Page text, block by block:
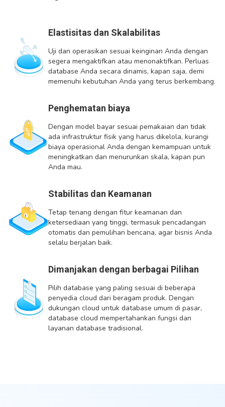
Elastisitas dan Skalabilitas
Uji dan operasikan sesuai keinginan Anda dengan
segera mengaktifkan atau menonaktifkan. Perluas
database Anda secara dinamis, kapan saja, demi
memenuhi kebutuhan Anda yang terus berkembang.
Penghematan biaya
Dengan model bayar sesuai pemakaian dan tidak
ada infrastruktur fisik yang harus dikelola, kurangi
biaya operasional Anda dengan kemampuan untuk
meningkatkan dan menurunkan skala, kapan pun
Anda mau.
Stabilitas dan Keamanan
Tetap tenang dengan fitur keamanan dan
ketersediaan yang tinggi, termasuk pencadangan
otomatis dan pemulihan bencana, agar bisnis Anda
selalu berjalan baik.
Dimanjakan dengan berbagai Pilihan
Pilih database yang paling sesuai di beberapa
penyedia cloud dari beragam produk. Dengan
dukungan cloud untuk database umum di pasar,
database cloud mempertahankan fungsi dan
layanan database tradisional.